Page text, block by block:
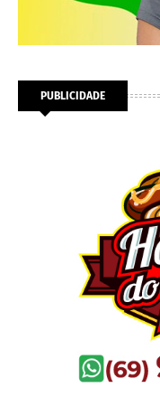
PUBLICIDADE